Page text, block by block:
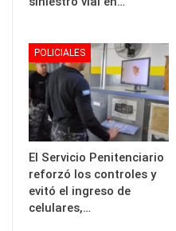
POLICIALES
El Servicio Penitenciario
reforzó los controles y
evitó el ingreso de
celulares,…